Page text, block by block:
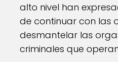
alto nivel han
de continuar con las
desmantelar las
criminales que